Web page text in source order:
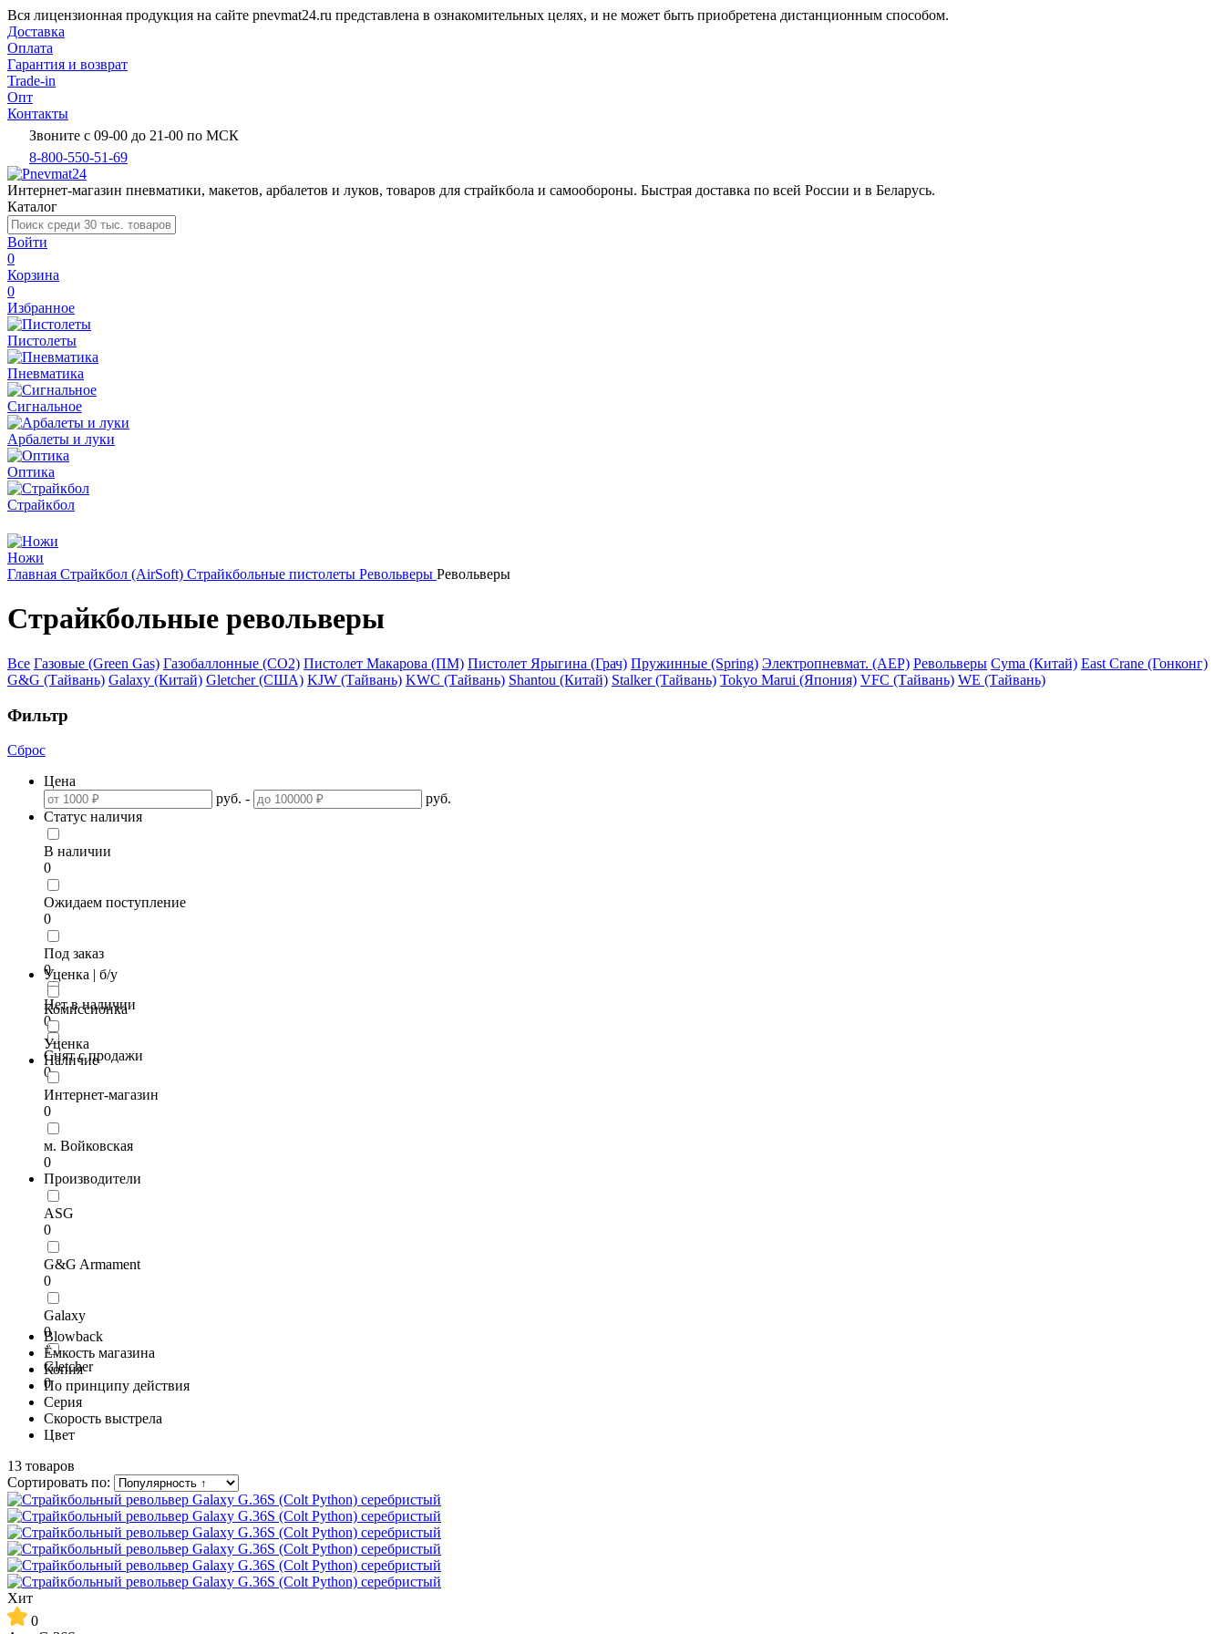
Вся лицензионная продукция на сайте pnevmat24.ru представлена в ознакомительных целях, и не может быть приобретена дистанционным способом.
Доставка
Оплата
Гарантия и возврат
Trade-in
Опт
Контакты
Звоните с 09-00 до 21-00 по МСК
8-800-550-51-69
Интернет-магазин пневматики, макетов, арбалетов и луков, товаров для страйкбола и самообороны. Быстрая доставка по всей России и в Беларусь.
Каталог
Войти
0
Корзина
0
Избранное
Пистолеты
Пневматика
Сигнальное
Арбалеты и луки
Оптика
Страйкбол
Ножи
Главная Страйкбол (AirSoft) Страйкбольные пистолеты Револьверы Револьверы
Страйкбольные револьверы
Все Газовые (Green Gas) Газобаллонные (CO2) Пистолет Макарова (ПМ) Пистолет Ярыгина (Грач) Пружинные (Spring) Электропневмат. (AEP) Револьверы Cyma (Китай) East Crane (Гонконг)
G&G (Тайвань) Galaxy (Китай) Gletcher (США) KJW (Тайвань) KWC (Тайвань) Shantou (Китай) Stalker (Тайвань) Tokyo Marui (Япония) VFC (Тайвань) WE (Тайвань)
Фильтр
Сброс
Цена
руб. -
руб.
Статус наличия
В наличии
0
Ожидаем поступление
0
Под заказ
0
Нет в наличии
0
Снят с продажи
0
Уценка | б/у
Комиссионка
Уценка
Наличие
Интернет-магазин
0
м. Войковская
0
Производители
ASG
0
G&G Armament
0
Galaxy
0
Gletcher
0
Blowback
Ёмкость магазина
Копия
По принципу действия
Серия
Скорость выстрела
Цвет
13 товаров
Сортировать по:
Хит
0